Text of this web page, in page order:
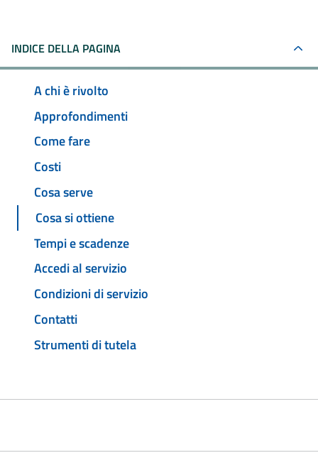
INDICE DELLA PAGINA
A chi è rivolto
Approfondimenti
Come fare
Costi
Cosa serve
Cosa si ottiene
Tempi e scadenze
Accedi al servizio
Condizioni di servizio
Contatti
Strumenti di tutela